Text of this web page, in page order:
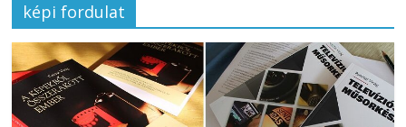
képi fordulat